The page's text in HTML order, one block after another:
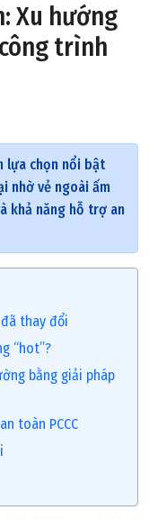
Xu hướng
trình
lựa chọn nổi bật
nhờ vẻ ngoài ấm
khả năng hỗ trợ an
thay đổi
“hot”?
bằng giải pháp
toàn PCCC